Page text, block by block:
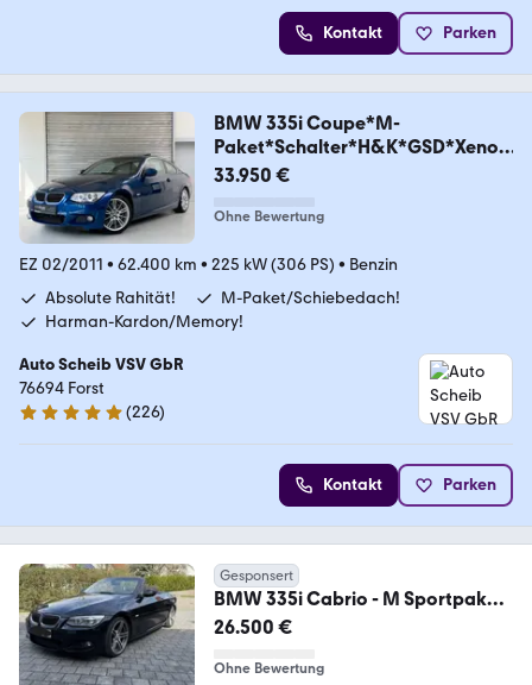
Kontakt Parken
BMW 335i Coupe*M-
Paket*Schalter*H&K*GSD*Xenon
*
33.950 €
Ohne Bewertung
EZ 02/2011 • 62.400 km • 225 kW (306 PS) • Benzin
Absolute Rahität!
M-Paket/Schiebedach!
Harman-Kardon/Memory!
Auto Scheib VSV GbR
76694 Forst
5 Sterne
(226)
Kontakt Parken
Gesponsert
BMW 335i Cabrio - M Sportpaket ,
DKG, Original
26.500 €
Ohne Bewertung